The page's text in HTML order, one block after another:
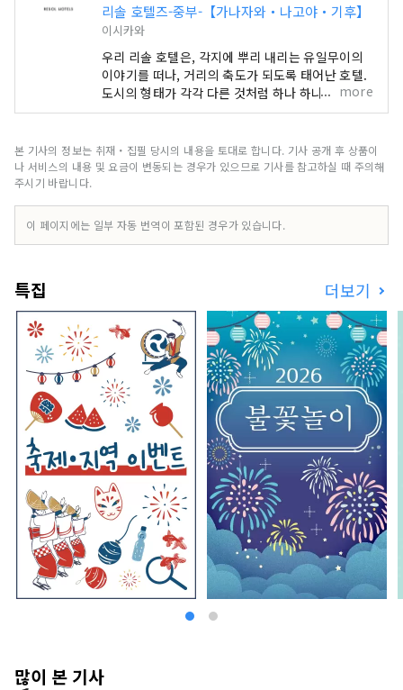
리솔 호텔즈-중부-【가나자와・나고야・기후】
이시카와
우리 리솔 호텔은, 각지에 뿌리 내리는 유일무이의
이야기를 떠나, 거리의 축도가 되도록 태어난 호텔.
도시의 형태가 각각 다른 것처럼 하나 하나 다른 얼
굴로 방문하는 사람들을 맞이합니다. "호텔 리솔 트
시간을～ 카가 백만석이라고도 불리는 호쿠리쿠 최
대의 도시 가나자와. 1546년, 일향종도에 의해 건립
등의 전통문화가 발전. 호텔 리솔 트리니티 가나자
와는, 이러한 가나자와만이 가지는 독자적인 매력을
는 것은 여기 밖에없는 전통과 문화에 "연결" 카가
백만석의 빛으로 가득한 농밀한 시간을 호텔 리솔트
리니티 가나자와에서 체험해 보세요. "호텔 리솔 나
고야" ～슈트에 운동화인 호텔～ "슈트에 스니커
즈"를 키워드로 한이 도시형 아메리칸 스타일의 호
텔은, 그의 나라 특유의 음악 문화인 JAZZ의 맛을
전관에 흩어져 긴장감과 릴렉스감의 절묘한 밸런스
를 연출. 소재를 비롯해, 가구나 오브제, 소품에 이
르기까지, 디테일 1개 1개까지 고집한 공간은 마치
'어른의 웅덩이장'처럼 진짜를 추구하는 여행자들을
깊은 곳으로 초대합니다. 호텔 리솔 나고야는 옛 문
화의 향기와 지성을 느끼는 세련된 공간에서 휴식을
취하는 성인을위한 호텔입니다. "호텔 리솔 기후"
～청류가 자란 문화와 역사를 오감으로 맛보는～ 아
름다운 녹색으로 넘치는 산들. 마음까지 씻는 것 같
은 청류. 山紫水明의 자연에 축복받아 물과 함께 사
는 거리로서 옛날부터 역사를 새겨 온 기후. 호텔에
서 20분이나 올라가면, 모모가가미네에서 발하는
계류를 모아 흐르는 시내 유일의 자연의 폭포가 선
more
본 기사의 정보는 취재・집필 당시의 내용을 토대로 합니다. 기사 공개 후 상품이
나 서비스의 내용 및 요금이 변동되는 경우가 있으므로 기사를 참고하실 때 주의해
주시기 바랍니다.
이 페이지에는 일부 자동 번역이 포함된 경우가 있습니다.
특집 더보기
많이 본 기사